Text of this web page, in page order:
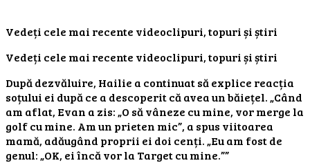
Vedeți cele mai recente videoclipuri, topuri și știri
Vedeți cele mai recente videoclipuri, topuri și știri
După dezvăluire, Hailie a continuat să explice reacția
soțului ei după ce a descoperit că avea un băiețel. „Când
am aflat, Evan a zis: „O să vâneze cu mine, vor merge la
golf cu mine. Am un prieten mic”, a spus viitoarea
mamă, adăugând proprii ei doi cenți. „Eu am fost de
genul: „OK, ei încă vor la Target cu mine.””